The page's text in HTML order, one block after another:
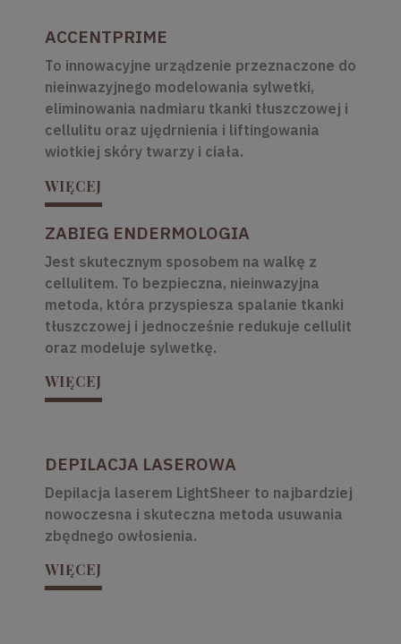
ACCENTPRIME
To innowacyjne urządzenie przeznaczone do
nieinwazyjnego modelowania sylwetki,
eliminowania nadmiaru tkanki tłuszczowej i
cellulitu oraz ujędrnienia i liftingowania
wiotkiej skóry twarzy i ciała.
WIĘCEJ
ZABIEG ENDERMOLOGIA
Jest skutecznym sposobem na walkę z
cellulitem. To bezpieczna, nieinwazyjna
metoda, która przyspiesza spalanie tkanki
tłuszczowej i jednocześnie redukuje cellulit
oraz modeluje sylwetkę.
WIĘCEJ
DEPILACJA LASEROWA
Depilacja laserem LightSheer to najbardziej
nowoczesna i skuteczna metoda usuwania
zbędnego owłosienia.
WIĘCEJ